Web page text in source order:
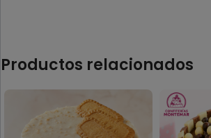
Productos relacionados